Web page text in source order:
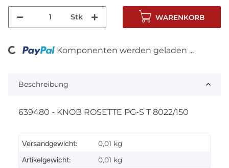
Stk WARENKORB
Komponenten werden geladen ...
Beschreibung
639480 - KNOB ROSETTE PG-S T 8022/150
Versandgewicht: 0,01 kg
Artikelgewicht: 0,01 kg